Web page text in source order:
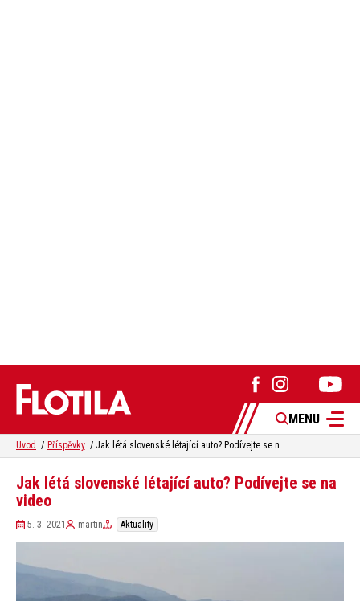
MENU
Úvod Příspěvky Jak létá slovenské létající auto? Podívejte se na video
Jak létá slovenské létající auto? Podívejte se na
video
5. 3. 2021 martin Aktuality